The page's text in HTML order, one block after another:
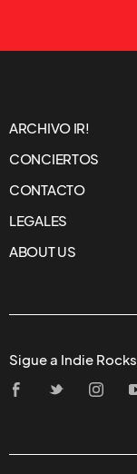
ARCHIVO IR!
CONCIERTOS
CONTACTO
LEGALES
ABOUT US
Sigue a Indie